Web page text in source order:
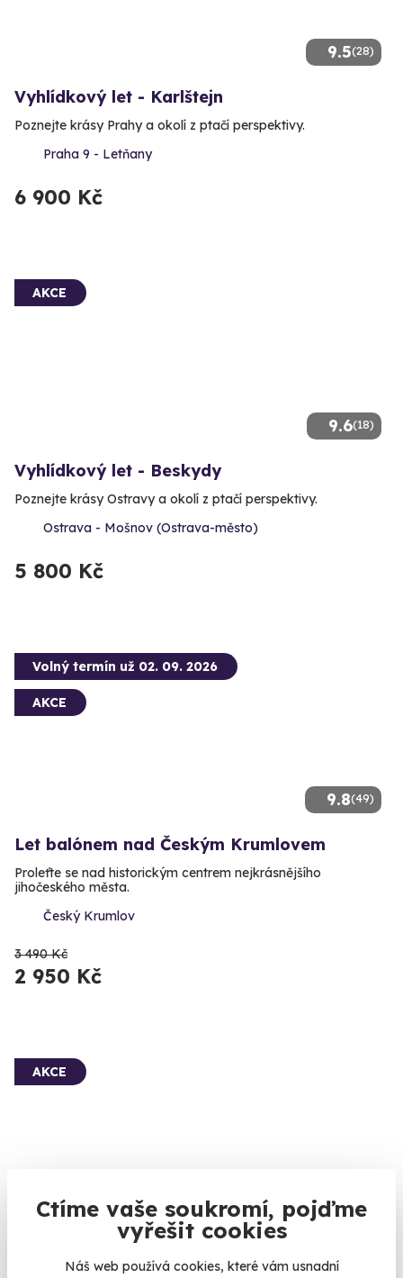
Ctíme vaše soukromí, pojďme
vyřešit cookies
Náš web používá cookies, které vám usnadní
9.5(28)
Vyhlídkový let - Karlštejn
Poznejte krásy Prahy a okolí z ptačí perspektivy.
Praha 9 - Letňany
6 900 Kč
9.6(18)
AKCE
Vyhlídkový let - Beskydy
Poznejte krásy Ostravy a okolí z ptačí perspektivy.
Ostrava - Mošnov (Ostrava-město)
5 800 Kč
9.8(49)
Volný termín už 02. 09. 2026
AKCE
Let balónem nad Českým Krumlovem
Proleťte se nad historickým centrem nejkrásnějšího
jihočeského města.
Český Krumlov
3 490 Kč
2 950 Kč
9.2 (12)
AKCE
Vyhlídkový let - Pálava